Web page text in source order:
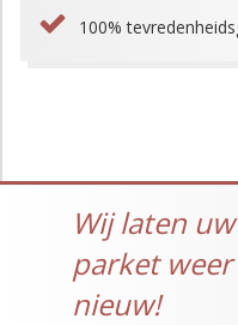
100%
Wij laten
parket weer
nieuw!